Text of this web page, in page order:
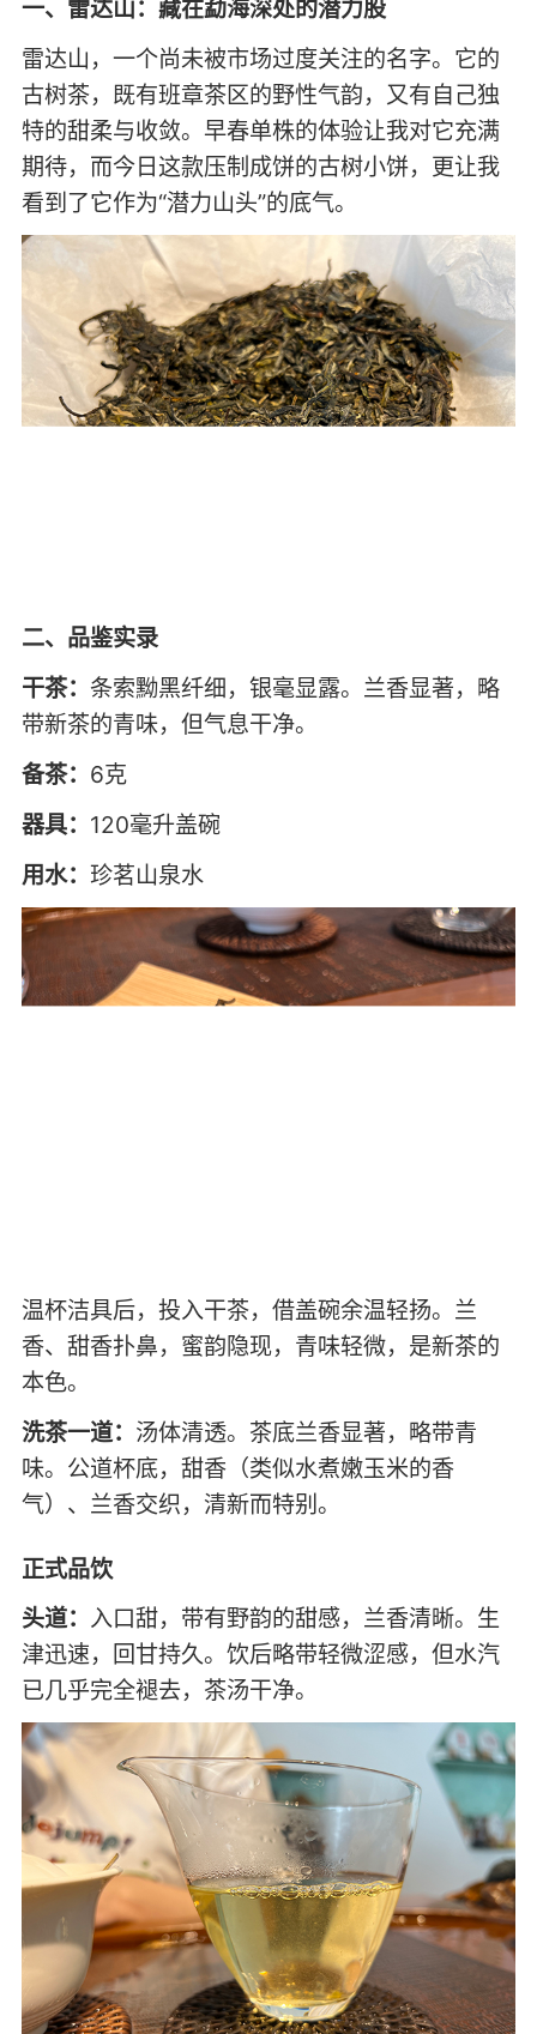
一、雷达山：藏在勐海深处的潜力股
雷达山，一个尚未被市场过度关注的名字。它的
古树茶，既有班章茶区的野性气韵，又有自己独
特的甜柔与收敛。早春单株的体验让我对它充满
期待，而今日这款压制成饼的古树小饼，更让我
看到了它作为“潜力山头”的底气。
二、品鉴实录
干茶： 条索黝黑纤细，银毫显露。兰香显著，略
带新茶的青味，但气息干净。
备茶： 6克
器具： 120毫升盖碗
用水： 珍茗山泉水
温杯洁具后，投入干茶，借盖碗余温轻扬。兰
香、甜香扑鼻，蜜韵隐现，青味轻微，是新茶的
本色。
洗茶一道： 汤体清透。茶底兰香显著，略带青
味。公道杯底，甜香（类似水煮嫩玉米的香
气）、兰香交织，清新而特别。
正式品饮
头道： 入口甜，带有野韵的甜感，兰香清晰。生
津迅速，回甘持久。饮后略带轻微涩感，但水汽
已几乎完全褪去，茶汤干净。